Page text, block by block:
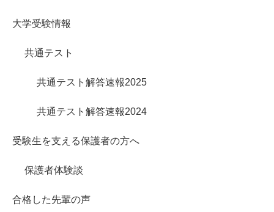
大学受験情報
共通テスト
共通テスト解答速報2025
共通テスト解答速報2024
受験生を支える保護者の方へ
保護者体験談
合格した先輩の声